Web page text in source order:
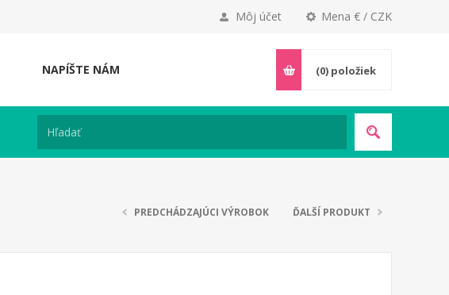
Mena € / CZK
Môj účet
NAPÍŠTE NÁM (0) položiek
PREDCHÁDZAJÚCI VÝROBOK ĎALŠÍ PRODUKT